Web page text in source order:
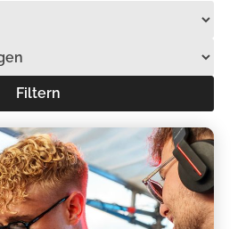
Filtern